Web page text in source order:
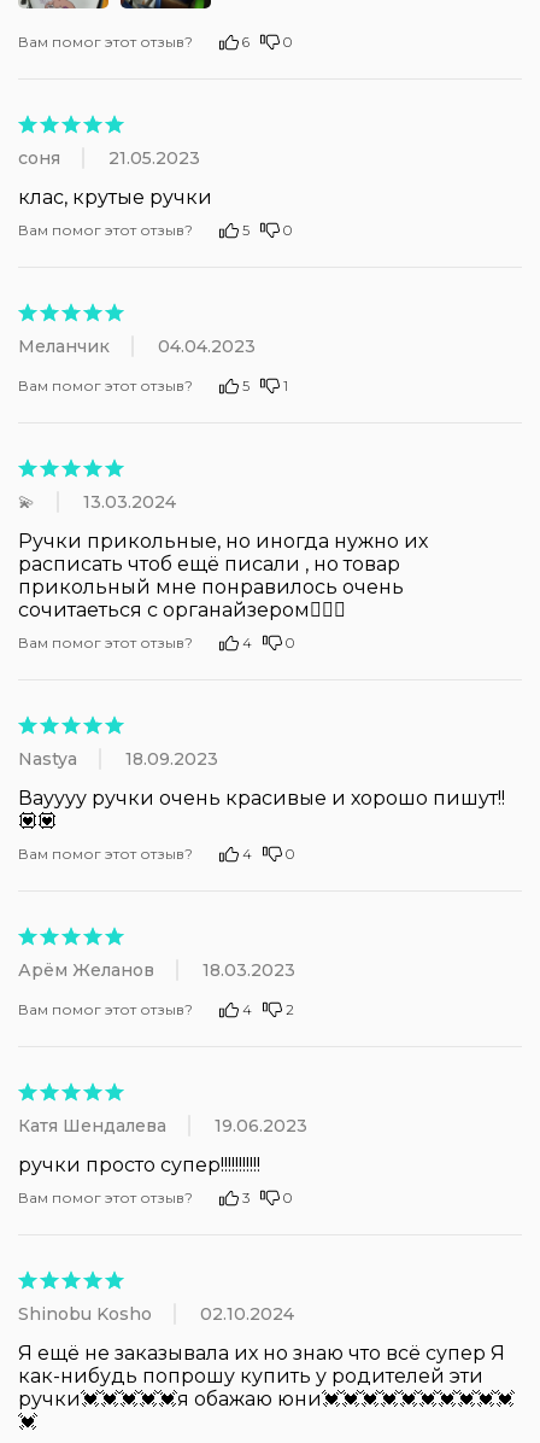
Вам помог этот отзыв? 6 0
соня 21.05.2023
клас, крутые ручки
Вам помог этот отзыв? 5 0
Меланчик 04.04.2023
Вам помог этот отзыв? 5 1
💫 13.03.2024
Ручки прикольные, но иногда нужно их
расписать чтоб ещё писали , но товар
прикольный мне понравилось очень
сочитаеться с органайзером❤️‍🔥🎀
Вам помог этот отзыв? 4 0
Nastya 18.09.2023
Вауууу ручки очень красивые и хорошо пишут!!
💟💟
Вам помог этот отзыв? 4 0
Арëм Желанов 18.03.2023
Вам помог этот отзыв? 4 2
Катя Шендалева 19.06.2023
ручки просто супер!!!!!!!!!!!
Вам помог этот отзыв? 3 0
Shinobu Kosho 02.10.2024
Я ещё не заказывала их но знаю что всё супер Я
как-нибудь попрошу купить у родителей эти
ручки💓💓💓💓💓я обажаю юни💓💓💓💓💓💓💓💓💓💓
💓